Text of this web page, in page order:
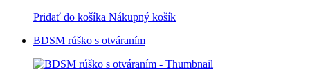
Pridať do košíka Nákupný košík
BDSM rúško s otváraním